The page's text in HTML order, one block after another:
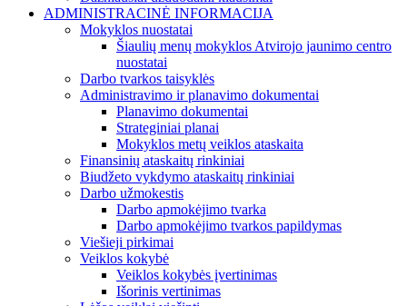
ADMINISTRACINĖ INFORMACIJA
Mokyklos nuostatai
Šiaulių menų mokyklos Atvirojo jaunimo centro
nuostatai
Darbo tvarkos taisyklės
Administravimo ir planavimo dokumentai
Planavimo dokumentai
Strateginiai planai
Mokyklos metų veiklos ataskaita
Finansinių ataskaitų rinkiniai
Biudžeto vykdymo ataskaitų rinkiniai
Darbo užmokestis
Darbo apmokėjimo tvarka
Darbo apmokėjimo tvarkos papildymas
Viešieji pirkimai
Veiklos kokybė
Veiklos kokybės įvertinimas
Išorinis vertinimas